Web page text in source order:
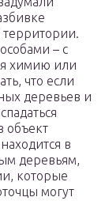
– с
химию или
что если
деревьев и
объект
в
деревьям,
которые
могут